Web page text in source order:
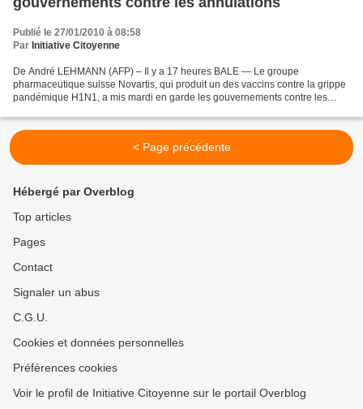
Publié le 27/01/2010 à 08:58
Par Initiative Citoyenne
De André LEHMANN (AFP) – Il y a 17 heures BALE — Le groupe
pharmaceutique suisse Novartis, qui produit un des vaccins contre la grippe
pandémique H1N1, a mis mardi en garde les gouvernements contre les
< Page précédente
Hébergé par Overblog
Top articles
Pages
Contact
Signaler un abus
C.G.U.
Cookies et données personnelles
Préférences cookies
Voir le profil de Initiative Citoyenne sur le portail Overblog